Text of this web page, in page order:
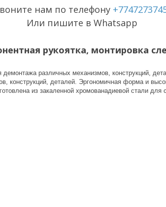
нам по телефону
Или пишите в Whatsapp
рукоятка, монтировка
различных механизмов, конструкций,
конструкций, деталей. Эргономичная форма и
из закаленной хромованадиевой стали для